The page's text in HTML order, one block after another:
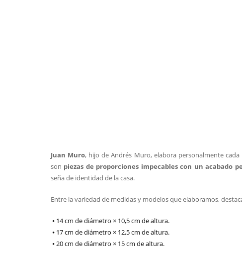
Juan Muro, hijo de Andrés Muro, elabora personalmente
son piezas de proporciones impecables con un acabado
seña de identidad de la casa.
Entre la variedad de medidas y modelos que elaboramos,
⦁ 14 cm de diámetro × 10,5 cm de altura.
⦁ 17 cm de diámetro × 12,5 cm de altura.
⦁ 20 cm de diámetro × 15 cm de altura.